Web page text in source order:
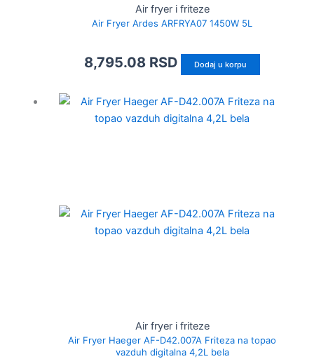
Air fryer i friteze
Air Fryer Ardes ARFRYA07 1450W 5L
8,795.08 RSD Dodaj u korpu
Air fryer i friteze
Air Fryer Haeger AF-D42.007A Friteza na topao
vazduh digitalna 4,2L bela